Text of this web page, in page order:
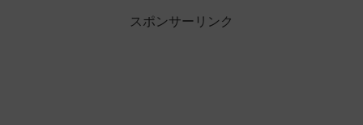
スポンサーリンク